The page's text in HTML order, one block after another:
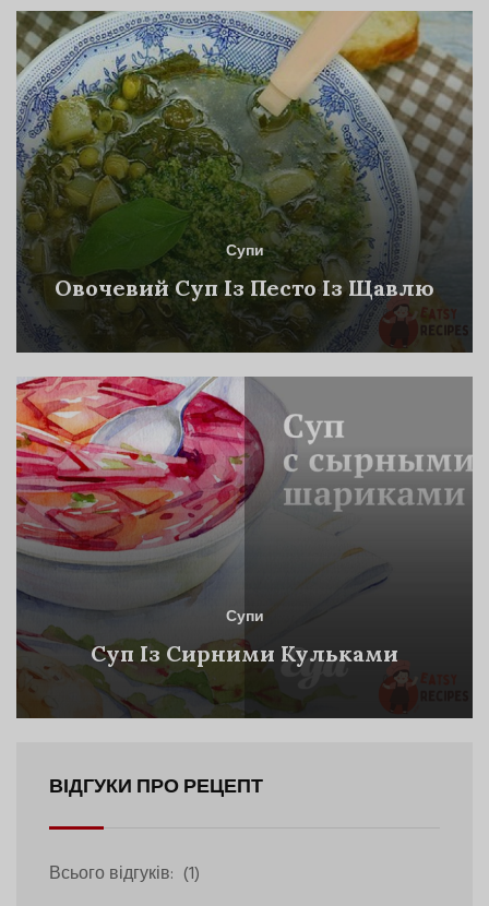
Супи
Овочевий Суп Із Песто Із Щавлю
Супи
Суп Із Сирними Кульками
ВІДГУКИ ПРО РЕЦЕПТ
Всього відгуків: (1)